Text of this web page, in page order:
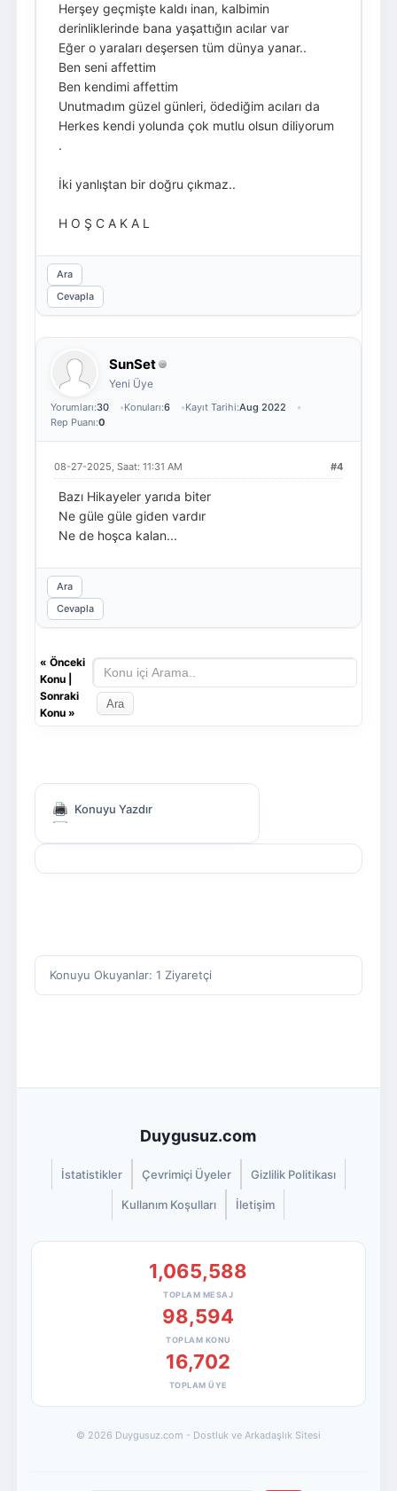
Herşey geçmişte kaldı inan, kalbimin
derinliklerinde bana yaşattığın acılar var
Eğer o yaraları deşersen tüm dünya yanar..
Ben seni affettim
Ben kendimi affettim
Unutmadım güzel günleri, ödediğim acıları da
Herkes kendi yolunda çok mutlu olsun diliyorum
.
İki yanlıştan bir doğru çıkmaz..
H O Ş C A K A L
Ara
Cevapla
SunSet
Yeni Üye
Yorumları:30 Konuları:6 Kayıt Tarihi:Aug 2022
Rep Puanı:0
#4
08-27-2025, Saat: 11:31 AM
Bazı Hikayeler yarıda biter
Ne güle güle giden vardır
Ne de hoşca kalan...
Ara
Cevapla
« Önceki
Konu|
Sonraki
Konu»
Konuyu Yazdır
Konuyu Okuyanlar: 1 Ziyaretçi
Duygusuz.com
İstatistikler Çevrimiçi Üyeler Gizlilik Politikası
Kullanım Koşulları İletişim
1,065,588
TOPLAM MESAJ
98,594
TOPLAM KONU
16,702
TOPLAM ÜYE
© 2026 Duygusuz.com - Dostluk ve Arkadaşlık Sitesi